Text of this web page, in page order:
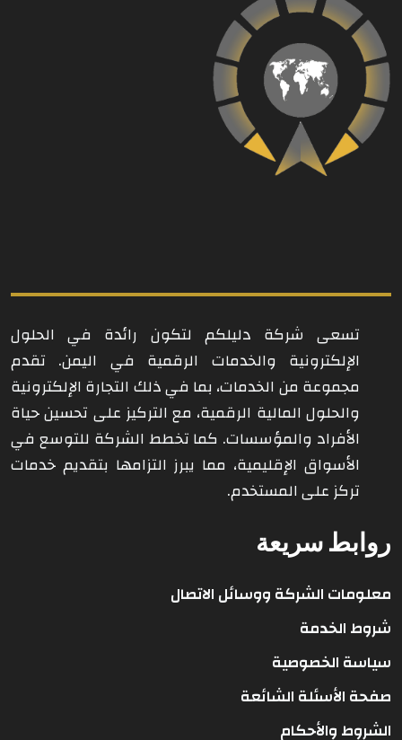
تسعى شركة دليلكم لتكون رائدة في الحلول
الإلكترونية والخدمات الرقمية في اليمن. تقدم
مجموعة من الخدمات، بما في ذلك التجارة الإلكترونية
والحلول المالية الرقمية، مع التركيز على تحسين حياة
الأفراد والمؤسسات. كما تخطط الشركة للتوسع في
الأسواق الإقليمية، مما يبرز التزامها بتقديم خدمات
تركز على المستخدم.
روابط سريعة
معلومات الشركة ووسائل الاتصال
شروط الخدمة
سياسة الخصوصية
صفحة الأسئلة الشائعة
الشروط والأحكام